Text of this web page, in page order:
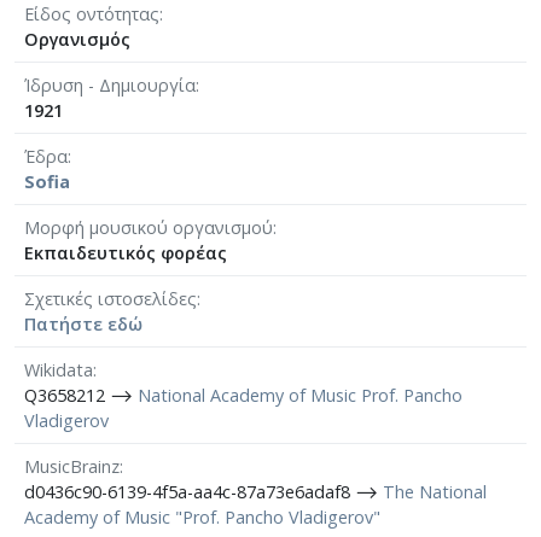
Είδος οντότητας
Οργανισμός
Ίδρυση - Δημιουργία
1921
Έδρα
Sofia
Μορφή μουσικού οργανισμού
Εκπαιδευτικός φορέας
Σχετικές ιστοσελίδες
Πατήστε εδώ
Wikidata
Q3658212 ⟶ National Academy of Music Prof. Pancho
Vladigerov
MusicBrainz
d0436c90-6139-4f5a-aa4c-87a73e6adaf8 ⟶ The National
Academy of Music "Prof. Pancho Vladigerov"